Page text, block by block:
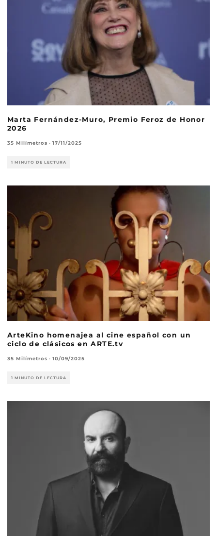
Marta Fernández-Muro, Premio Feroz de Honor
2026
35 Milímetros · 17/11/2025
1 MINUTO DE LECTURA
ArteKino homenajea al cine español con un
ciclo de clásicos en ARTE.tv
35 Milímetros · 10/09/2025
1 MINUTO DE LECTURA